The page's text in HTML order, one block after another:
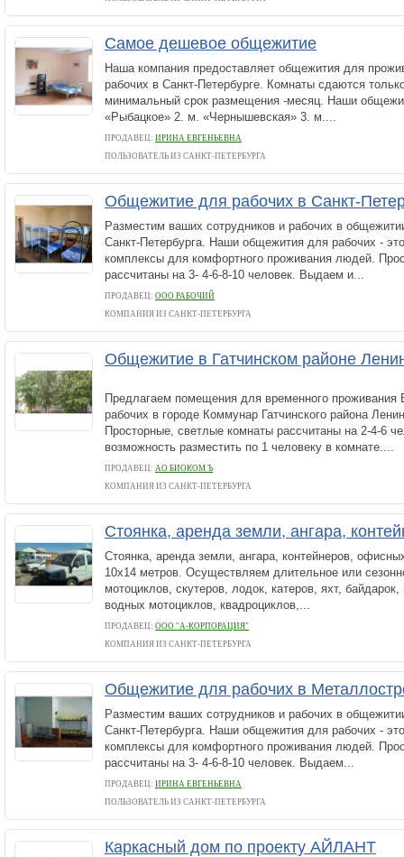
Самое дешевое общежитие
Наша компания предоставляет общежития для
рабочих в Санкт-Петербурге. Комнаты сдаются
минимальный срок размещения -месяц. Наши
«Рыбацкое» 2. м. «Чернышевская» 3. м....
ПРОДАВЕЦ: ИРИНА ЕВГЕНЬЕВНА
ПОЛЬЗОВАТЕЛЬ ИЗ САНКТ-ПЕТЕРБУРГА
Общежитие для рабочих в Санкт-
Разместим ваших сотрудников и рабочих в
Санкт-Петербурга. Наши общежития для рабочих -
комплексы для комфортного проживания людей.
рассчитаны на 3- 4-6-8-10 человек. Выдаем и...
ПРОДАВЕЦ: ООО РАБОЧИЙ
КОМПАНИЯ ИЗ САНКТ-ПЕТЕРБУРГА
Общежитие в Гатчинском районе
Предлагаем помещения для временного проживания
рабочих в городе Коммунар Гатчинского района
Просторные, светлые комнаты рассчитаны на 2-4-6
возможность разместить по 1 человеку в комнате....
ПРОДАВЕЦ: АО БИОКОМ Ъ
КОМПАНИЯ ИЗ САНКТ-ПЕТЕРБУРГА
Стоянка, аренда земли, ангара,
Стоянка, аренда земли, ангара, контейнеров,
10х14 метров. Осуществляем длительное или
мотоциклов, скутеров, лодок, катеров, яхт,
водных мотоциклов, квадроциклов,...
ПРОДАВЕЦ: ООО "А-КОРПОРАЦИЯ"
КОМПАНИЯ ИЗ САНКТ-ПЕТЕРБУРГА
Общежитие для рабочих в
Разместим ваших сотрудников и рабочих в
Санкт-Петербурга. Наши общежития для рабочих -
комплексы для комфортного проживания людей.
рассчитаны на 3- 4-6-8-10 человек. Выдаем...
ПРОДАВЕЦ: ИРИНА ЕВГЕНЬЕВНА
ПОЛЬЗОВАТЕЛЬ ИЗ САНКТ-ПЕТЕРБУРГА
Каркасный дом по проекту АЙЛАНТ